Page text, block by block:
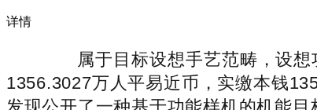
详情
属于目标设想手艺范畴，设想
1356.3027万人平易近币，实缴本钱